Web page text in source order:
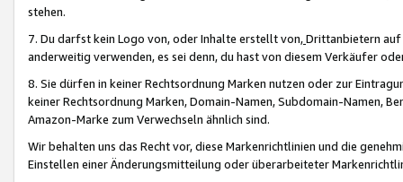
stehen.
7. Du darfst kein Logo von, oder Inhalte erstellt von,Drittanbietern auf
anderweitig verwenden, es sei denn, du hast von diesem Verkäufer
8. Sie dürfen in keiner Rechtsordnung Marken nutzen oder zur
keiner Rechtsordnung Marken, Domain-Namen, Subdomain-Namen,
Amazon-Marke zum Verwechseln ähnlich sind.
Wir behalten uns das Recht vor, diese Markenrichtlinien und die
Einstellen einer Änderungsmitteilung oder überarbeiteter